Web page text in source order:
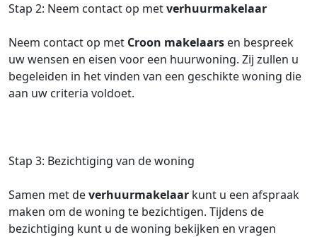
Stap 2: Neem contact op metverhuurmakelaar
Neem contact op met Croon makelaars en bespreek
uw wensen en eisen voor een huurwoning. Zij zullen u
begeleiden in het vinden van een geschikte woning die
aan uw criteria voldoet.
Stap 3: Bezichtiging van de woning
Samen met deverhuurmakelaar kunt u een afspraak
maken om de woning te bezichtigen. Tijdens de
bezichtiging kunt u de woning bekijken en vragen